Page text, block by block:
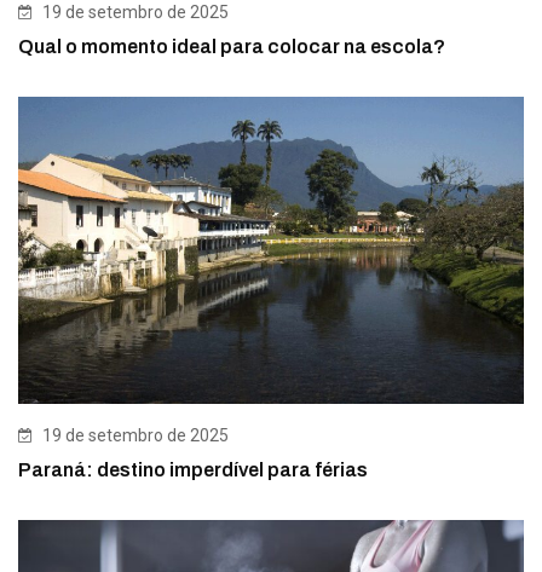
19 de setembro de 2025
Qual o momento ideal para colocar na escola?
19 de setembro de 2025
Paraná: destino imperdível para férias